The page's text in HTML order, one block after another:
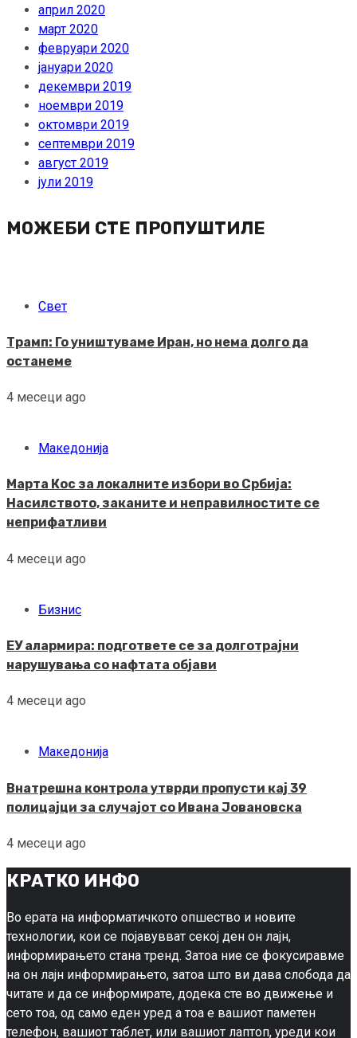
април 2020
март 2020
февруари 2020
јануари 2020
декември 2019
ноември 2019
октомври 2019
септември 2019
август 2019
јули 2019
МОЖЕБИ СТЕ ПРОПУШТИЛЕ
Свет
Трамп: Го уништуваме Иран, но нема долго да
останеме
4 месеци ago
Македонија
Марта Кос за локалните избори во Србија:
Насилството, заканите и неправилностите се
неприфатливи
4 месеци ago
Бизнис
ЕУ алармира: подгответе се за долготрајни
нарушувања со нафтата објави
4 месеци ago
Македонија
Внатрешна контрола утврди пропусти кај 39
полицајци за случајот со Ивана Јовановска
4 месеци ago
КРАТКО ИНФО
Во ерата на информатичкото опшество и новите
технологии, кои се појавувват секој ден он лајн,
информирањето стана тренд. Затоа ние се фокусиравме
на он лајн информирањето, затоа што ви дава слобода да
читате и да се информирате, додека сте во движење и
сето тоа, од само еден уред а тоа е вашиот паметен
телефон, вашиот таблет, или вашиот лаптоп, уреди кои